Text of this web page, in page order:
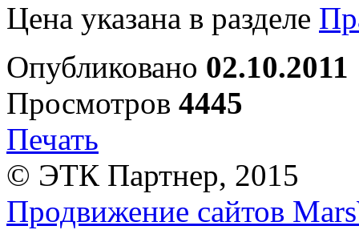
Цена указана в разделе
Опубликовано 02.10.2011
Просмотров 4445
Печать
© ЭТК Партнер, 2015
Продвижение сайтов